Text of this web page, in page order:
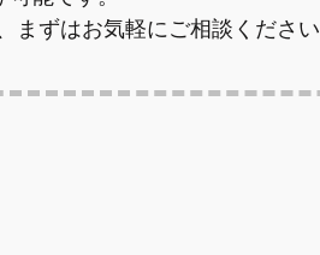
まずはお気軽にご相談ください